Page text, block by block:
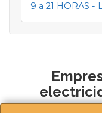
9 a 21 HORAS -